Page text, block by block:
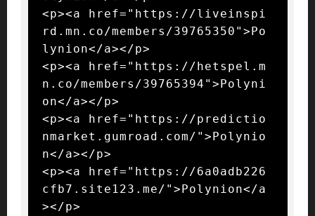
<p><a href="https://liveinspi
rd.mn.co/members/39765350">Po
lynion</a></p>
<p><a href="https://hetspel.m
n.co/members/39765394">Polyni
on</a></p>
<p><a href="https://predictio
nmarket.gumroad.com/">Polynio
n</a></p>
<p><a href="https://6a0adb226
cfb7.site123.me/">Polynion</a
></p>